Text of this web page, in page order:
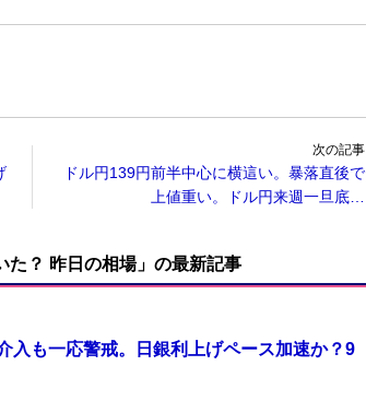
次の記事
ドル円139円前半中心に横這い。暴落直後で
上値重い。ドル円来週一旦底…
た？ 昨日の相場」の最新記事
入も一応警戒。日銀利上げペース加速か？9